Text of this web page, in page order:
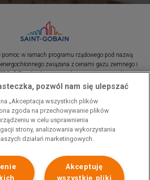
pomoc w ramach programu rządowego pod nazwą
związana z cenami gazu ziemnego i
r.”. Przedsiębiorca uzyskał pomoc w ramach
nazwą: „Pomoc dla sektorów energochłonnych
cen gazu ziemnego i energii elektrycznej w
pozwól nam się ulepszać
„Akceptacja wszystkich plików
zgoda na przechowywanie plików
w celu usprawnienia
strony, analizowania wykorzystania
działań marketingowych.
Akceptuję
wszystkie pliki